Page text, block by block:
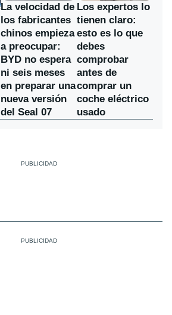
La velocidad de
los fabricantes
chinos empieza
a preocupar:
BYD no espera
ni seis meses
en preparar una
nueva versión
del Seal 07
Los expertos lo
tienen claro:
esto es lo que
debes
comprobar
antes de
comprar un
coche eléctrico
usado